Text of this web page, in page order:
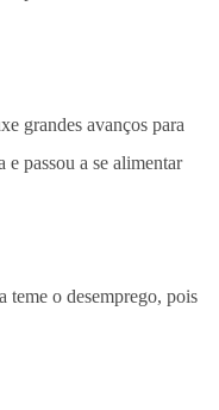
grandes avanços para
passou a se alimentar